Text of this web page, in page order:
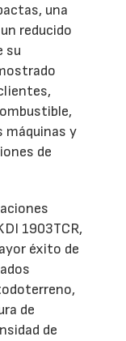
una
reducido
su
máquinas y
de
1903TCR,
éxito de
de
de